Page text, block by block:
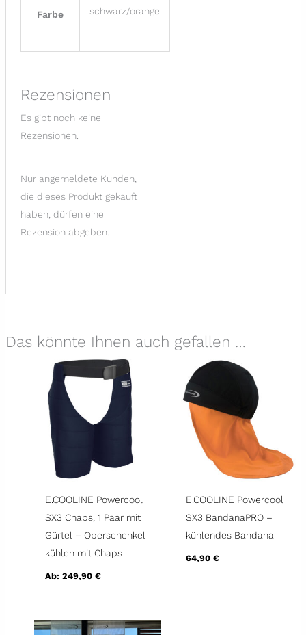
Farbe
schwarz/orange
Rezensionen
Es gibt noch keine
Rezensionen.
Nur angemeldete Kunden,
die dieses Produkt gekauft
haben, dürfen eine
Rezension abgeben.
Das könnte Ihnen auch gefallen …
E.COOLINE Powercool
SX3 Chaps, 1 Paar mit
Gürtel – Oberschenkel
kühlen mit Chaps
Ab:249,90€
E.COOLINE Powercool
SX3 BandanaPRO –
kühlendes Bandana
64,90 €